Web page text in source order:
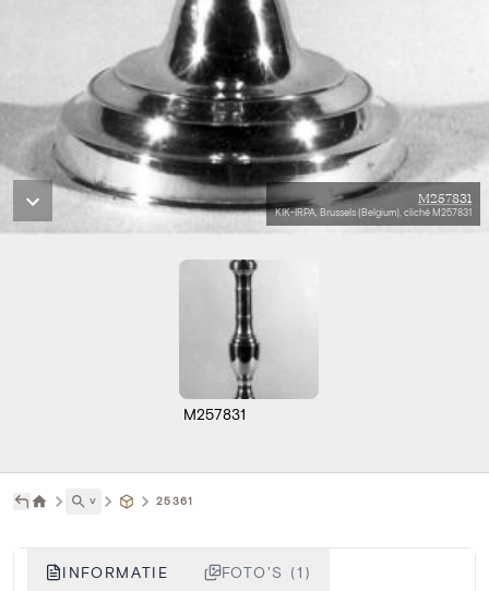
M257831
KIK-IRPA, Brussels (Belgium), cliché M257831
M257831
˅ 25361
INFORMATIE FOTO'S (1)